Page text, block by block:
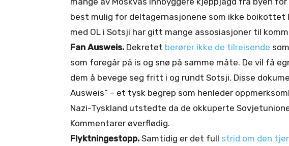
best mulig for deltagernasjonene som ikke boikottet
med OL i Sotsji har gitt mange assosiasjoner til
Fan Ausweis. Dekretet berører ikke de tilreisende
som foregår på is og snø på samme måte. De vil få
dem å bevege seg fritt i og rundt Sotsji. Disse
Ausweis” – et tysk begrep som henleder
Nazi-Tyskland utstedte da de okkuperte
Kommentarer øverflødig.
Flyktningestopp. Samtidig er det full strid om den